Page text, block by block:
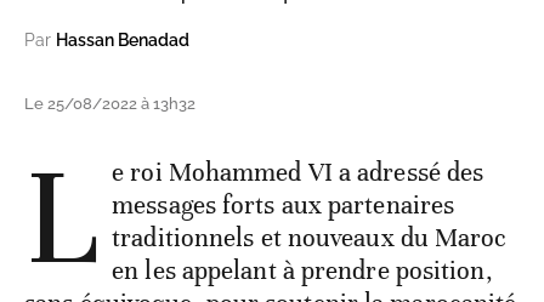
Par Hassan Benadad
Le 25/08/2022 à 13h32
L e roi Mohammed VI a adressé des
messages forts aux partenaires
traditionnels et nouveaux du Maroc
en les appelant à prendre position,